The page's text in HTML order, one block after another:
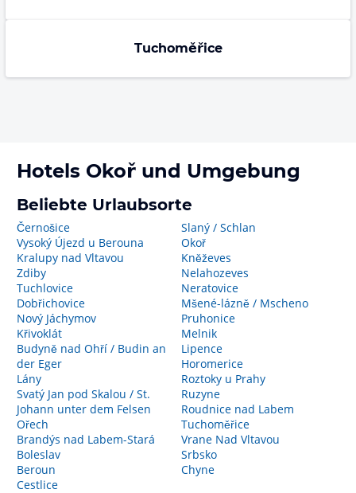
Tuchoměřice
Hotels Okoř und Umgebung
Beliebte Urlaubsorte
Černošice
Vysoký Újezd u Berouna
Kralupy nad Vltavou
Zdiby
Tuchlovice
Dobřichovice
Nový Jáchymov
Křivoklát
Budyně nad Ohří / Budin an
der Eger
Lány
Svatý Jan pod Skalou / St.
Johann unter dem Felsen
Ořech
Brandýs nad Labem-Stará
Boleslav
Beroun
Cestlice
Slaný / Schlan
Okoř
Kněževes
Nelahozeves
Neratovice
Mšené-lázně / Mscheno
Pruhonice
Melnik
Lipence
Horomerice
Roztoky u Prahy
Ruzyne
Roudnice nad Labem
Tuchoměřice
Vrane Nad Vltavou
Srbsko
Chyne